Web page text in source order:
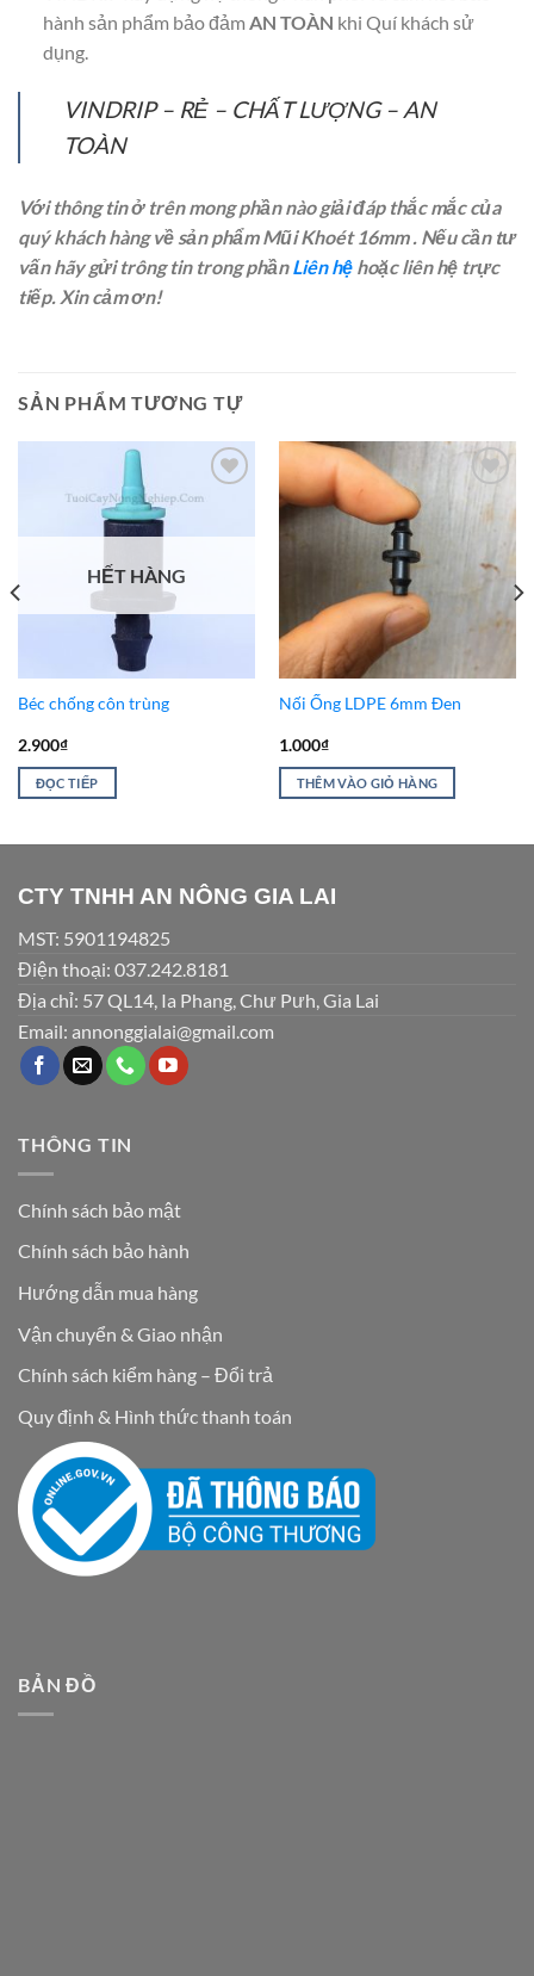
hành sản phẩm bảo đảm AN TOÀN khi Quí khách sử
dụng.
VINDRIP – RẺ – CHẤT LƯỢNG – AN
TOÀN
Với thông tin ở trên mong phần nào giải đáp thắc mắc của
quý khách hàng về sản phẩm Mũi Khoét 16mm . Nếu cần tư
vấn hãy gửi trông tin trong phầnLiên hệ hoặc liên hệ trực
tiếp. Xin cảm ơn!
SẢN PHẨM TƯƠNG TỰ
HẾT HÀNG
Béc chống côn trùng
2.900₫
ĐỌC TIẾP
Nối Ống LDPE 6mm Đen
1.000₫
THÊM VÀO GIỎ HÀNG
CTY TNHH AN NÔNG GIA LAI
MST: 5901194825
Điện thoại: 037.242.8181
Địa chỉ: 57 QL14, Ia Phang, Chư Pưh, Gia Lai
Email: annonggialai@gmail.com
THÔNG TIN
Chính sách bảo mật
Chính sách bảo hành
Hướng dẫn mua hàng
Vận chuyển & Giao nhận
Chính sách kiểm hàng – Đổi trả
Quy định & Hình thức thanh toán
BẢN ĐỒ